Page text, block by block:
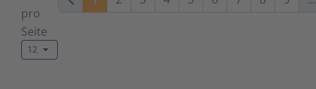
pro
Seite
12